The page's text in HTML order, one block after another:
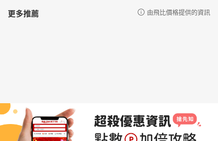
更多推薦 由飛比價格提供的資訊